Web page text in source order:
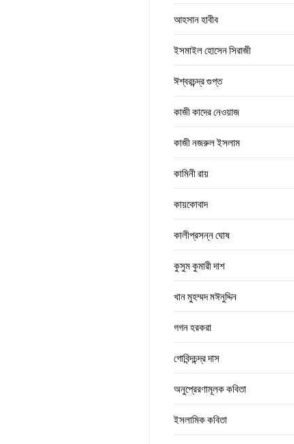
আহসান হাবীব
ইসমাইল হোসেন সিরাজী
ঈশ্বরচন্দ্র গুপ্ত
কাজী কাদের নেওয়াজ
কাজী নজরুল ইসলাম
কামিনী রায়
কায়কোবাদ
কালীপ্রসন্ন ঘোষ
কুসুম কুমারী দাশ
খান মুহম্মদ মঈনুদ্দিন
গগন হরকরা
গোবিন্দচন্দ্র দাস
অনুপ্রেরণামূলক কবিতা
ইসলামিক কবিতা